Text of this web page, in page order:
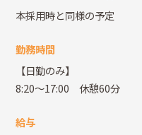
本採用時と同様の予定
勤務時間
【日勤のみ】
8:20～17:00 休憩60分
給与